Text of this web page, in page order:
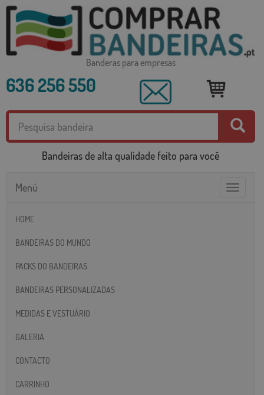
Banderas para empresas
636 256 550
Bandeiras de alta qualidade feito para você
Toggle
Menú
HOME
BANDEIRAS DO MUNDO
PACKS DO BANDEIRAS
BANDEIRAS PERSONALIZADAS
MEDIDAS E VESTUÁRIO
GALERIA
CONTACTO
CARRINHO